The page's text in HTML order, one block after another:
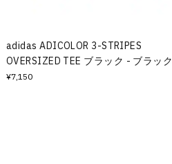
adidas ADICOLOR 3-STRIPES
OVERSIZED TEE ブラック - ブラック
¥7,150